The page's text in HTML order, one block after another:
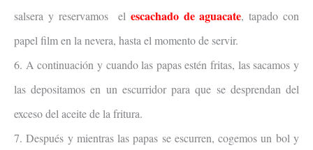
salsera y reservamos el escachado de aguacate, tapado con
papel film en la nevera, hasta el momento de servir.
6. A continuación y cuando las papas estén fritas, las sacamos y
las depositamos en un escurridor para que se desprendan del
exceso del aceite de la fritura.
7. Después y mientras las papas se escurren, cogemos un bol y